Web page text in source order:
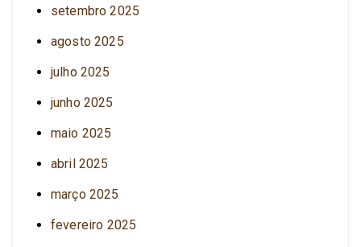
setembro 2025
agosto 2025
julho 2025
junho 2025
maio 2025
abril 2025
março 2025
fevereiro 2025